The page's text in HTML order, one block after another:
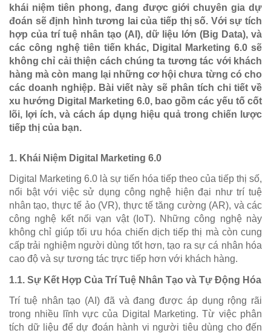
khái niệm tiên phong, đang được giới chuyên gia dự
đoán sẽ định hình tương lai của tiếp thị số. Với sự tích
hợp của trí tuệ nhân tạo (AI), dữ liệu lớn (Big Data), và
các công nghệ tiên tiến khác, Digital Marketing 6.0 sẽ
không chỉ cải thiện cách chúng ta tương tác với khách
hàng mà còn mang lại những cơ hội chưa từng có cho
các doanh nghiệp. Bài viết này sẽ phân tích chi tiết về
xu hướng Digital Marketing 6.0, bao gồm các yếu tố cốt
lõi, lợi ích, và cách áp dụng hiệu quả trong chiến lược
tiếp thị của bạn.
1. Khái Niệm Digital Marketing 6.0
Digital Marketing 6.0 là sự tiến hóa tiếp theo của tiếp thị số,
nổi bật với việc sử dụng công nghệ hiện đại như trí tuệ
nhân tạo, thực tế ảo (VR), thực tế tăng cường (AR), và các
công nghệ kết nối vạn vật (IoT). Những công nghệ này
không chỉ giúp tối ưu hóa chiến dịch tiếp thị mà còn cung
cấp trải nghiệm người dùng tốt hơn, tạo ra sự cá nhân hóa
cao độ và sự tương tác trực tiếp hơn với khách hàng.
1.1. Sự Kết Hợp Của Trí Tuệ Nhân Tạo và Tự Động Hóa
Trí tuệ nhân tạo (AI) đã và đang được áp dụng rộng rãi
trong nhiều lĩnh vực của Digital Marketing. Từ việc phân
tích dữ liệu để dự đoán hành vi người tiêu dùng cho đến